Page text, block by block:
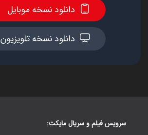
دانلود نسخه موبایل
دانلود نسخه تلویزیون TV
سرویس فیلم و سریال مایکت: